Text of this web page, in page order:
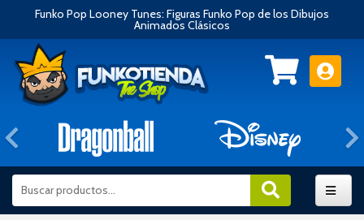
Funko Pop Looney Tunes: Figuras Funko Pop de los Dibujos
Animados Clásicos
Anterior